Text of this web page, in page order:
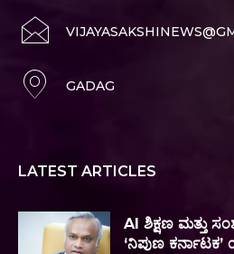
GADAG
LATEST ARTICLES
AI ಶಿಕ್ಷಣ ಮತ್ತು
‘ನಿಪುಣ